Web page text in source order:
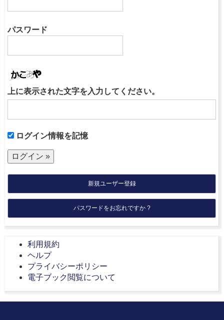
パスワード
上に表示された文字を入力してください。
ログイン情報を記憶
新規ユーザー登録
パスワードをお忘れですか ?
利用規約
ヘルプ
プライバシーポリシー
電子ブック閲覧について